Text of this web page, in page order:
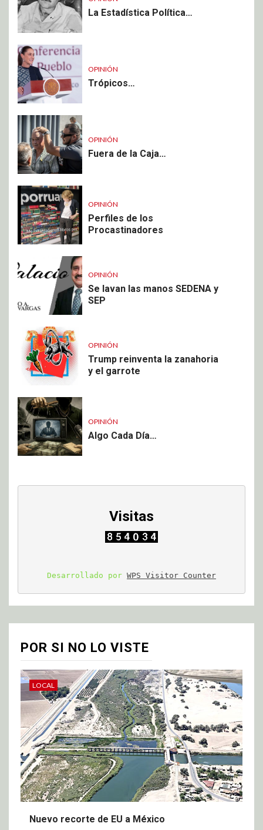
La Estadística Política…
OPINIÓN
Trópicos…
OPINIÓN
Fuera de la Caja…
OPINIÓN
Perfiles de los
Procastinadores
OPINIÓN
Se lavan las manos SEDENA y
SEP
OPINIÓN
Trump reinventa la zanahoria
y el garrote
OPINIÓN
Algo Cada Día…
Visitas
Desarrollado por WPS Visitor Counter
POR SI NO LO VISTE
LOCAL
Nuevo recorte de EU a México